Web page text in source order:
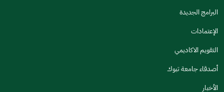
أخرى
جنس
البرامج الجديدة
الإعتمادات
التقويم الاكاديمي
أصدقاء جامعة تبوك
الأخبار